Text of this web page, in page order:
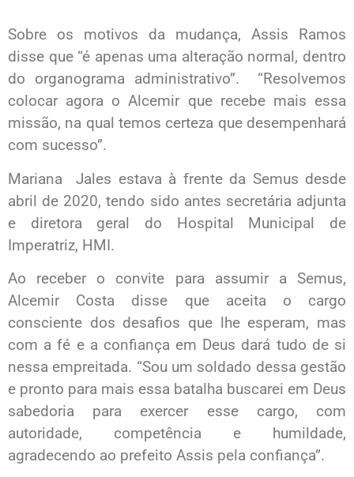
Sobre os motivos da mudança, Assis Ramos
disse que “é apenas uma alteração normal, dentro
do organograma administrativo”. “Resolvemos
colocar agora o Alcemir que recebe mais essa
missão, na qual temos certeza que desempenhará
com sucesso”.
Mariana Jales estava à frente da Semus desde
abril de 2020, tendo sido antes secretária adjunta
e diretora geral do Hospital Municipal de
Imperatriz, HMI.
Ao receber o convite para assumir a Semus,
Alcemir Costa disse que aceita o cargo
consciente dos desafios que lhe esperam, mas
com a fé e a confiança em Deus dará tudo de si
nessa empreitada. “Sou um soldado dessa gestão
e pronto para mais essa batalha buscarei em Deus
sabedoria para exercer esse cargo, com
autoridade, competência e humildade,
agradecendo ao prefeito Assis pela confiança”.